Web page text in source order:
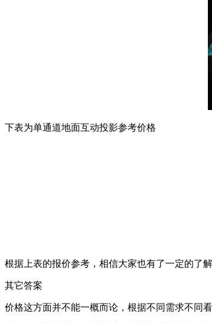
下表为单通道地面互动投影参考价格
根据上表的报价参考，相信大家也有了一定的了
其它答案
价格这方面并不能一概而论，根据不同需求不同看